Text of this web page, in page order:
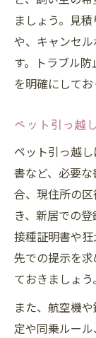
ましょう。見
や、キャンセ
す。トラブル
を明確にしてお
ペット引っ越
ペット引っ越
書など、必要
合、現住所の
き、新居での
接種証明書や
先での提示を
ておきましょう。
また、航空機
定や同乗ルー